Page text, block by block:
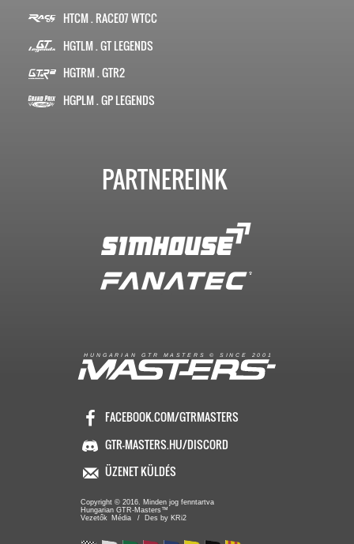
HTCM . RACE07 WTCC
HGTLM . GT LEGENDS
HGTRM . GTR2
HGPLM . GP LEGENDS
PARTNEREINK
H U N G A R I A N G T R M A S T E R S © S I N C E 2 0 0 1
FACEBOOK.COM/GTRMASTERS
GTR-MASTERS.HU/DISCORD
ÜZENET KÜLDÉS
Copyright © 2016. Minden jog fenntartva
Hungarian GTR-Masters™
Vezetők
Média / Des by KRi2